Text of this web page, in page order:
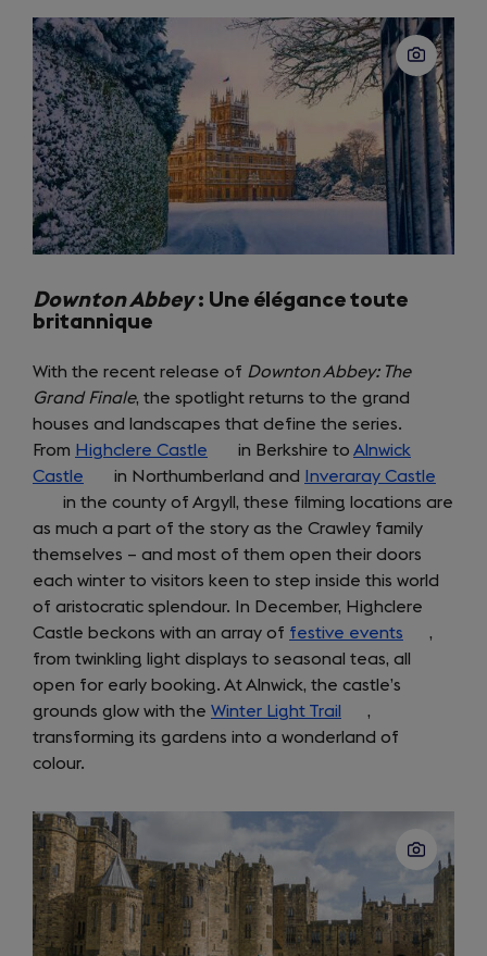
Downton Abbey: Une élégance toute
britannique
With the recent release of Downton Abbey: The
Grand Finale, the spotlight returns to the grand
houses and landscapes that define the series.
From Highclere Castle (opens
in
a
new
tab)
in Berkshire to Alnwick
Castle (opens
in
a
new
tab)
in Northumberland and Inveraray Castle
in
tab)
in the county of Argyll, these filming locations are
as much a part of the story as the Crawley family
themselves – and most of them open their doors
each winter to visitors keen to step inside this world
of aristocratic splendour. In December, Highclere
Castle beckons with an array of festive events (opens
,
from twinkling light displays to seasonal teas, all
open for early booking. At Alnwick, the castle’s
grounds glow with the Winter Light Trail
(opens
in
tab)
,
transforming its gardens into a wonderland of
colour.